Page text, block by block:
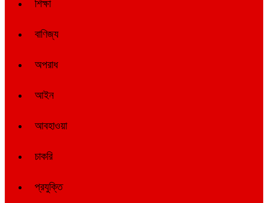
শিক্ষা
বাণিজ্য
অপরাধ
আইন
আবহাওয়া
চাকরি
প্রযুক্তি